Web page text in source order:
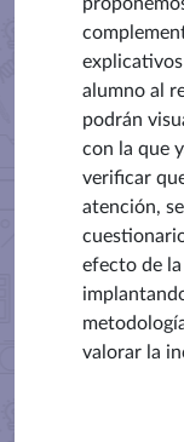
alumno al
podrán
con la que
verificar
atención,
efecto de
valorar la